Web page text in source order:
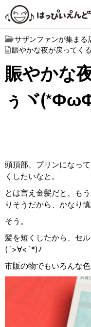
サザンファンが集まる
賑やかな夜が戻って
賑やかな
ぅヾ
頭頂部、プリンになっ
くしたいなと。
とは言え金髪だと、も
りそうだから、かなり
そう。
髪を短くしたから、セ
(´>∀<`*)ﾉ
市販の物でもいろんな色